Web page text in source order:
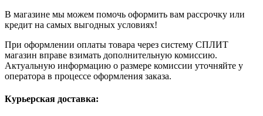
В магазине мы можем помочь оформить вам рассрочку или
кредит на самых выгодных условиях!
При оформлении оплаты товара через систему СПЛИТ
магазин вправе взимать дополнительную комиссию.
Актуальную информацию о размере комиссии уточняйте у
оператора в процессе оформления заказа.
Курьерская доставка: